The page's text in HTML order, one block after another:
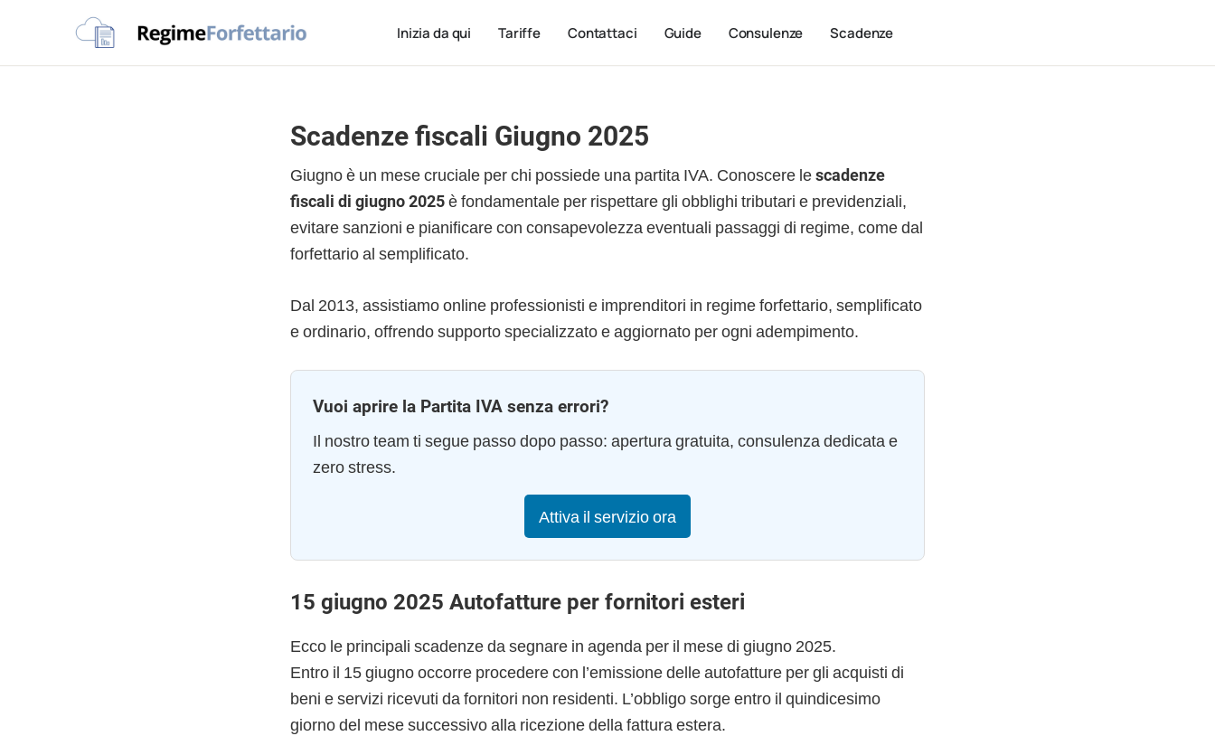
navigazione
contenuto
piè
Regime
La
Inizia da qui Tariffe Contattaci Guide Consulenze Scadenze
Scadenze fiscali Giugno 2025
Giugno è un mese cruciale per chi possiede una partita IVA. Conoscere lescadenze
fiscali di giugno 2025è fondamentale per rispettare gli obblighi tributari e previdenziali,
evitare sanzioni e pianificare con consapevolezza eventuali passaggi di regime, come dal
forfettario al semplificato.
Dal 2013, assistiamo online professionisti e imprenditori in regime forfettario, semplificato
e ordinario, offrendo supporto specializzato e aggiornato per ogni adempimento.
Vuoi aprire la Partita IVA senza errori?
Il nostro team ti segue passo dopo passo: apertura gratuita, consulenza dedicata e
zero stress.
Attiva il servizio ora
15 giugno 2025 Autofatture per fornitori esteri
Ecco le principali scadenze da segnare in agenda per il mese di giugno 2025.
Entro il 15 giugno occorre procedere con l’emissione delle autofatture per gli acquisti di
beni e servizi ricevuti da fornitori non residenti. L’obbligo sorge entro il quindicesimo
giorno del mese successivo alla ricezione della fattura estera.